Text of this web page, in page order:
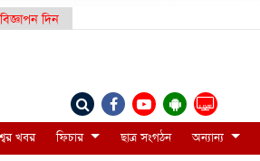
বিজ্ঞাপন দিন
LIVE
খবর ফিচার ছাত্র সংগঠন অন্যান্য